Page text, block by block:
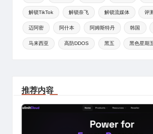
解锁TikTok 解锁奈飞 解锁流媒体 评测
迈阿密 阿什本 阿姆斯特丹 韩国
马来西亚 高防DDOS 黑五 黑色星期
推荐内容